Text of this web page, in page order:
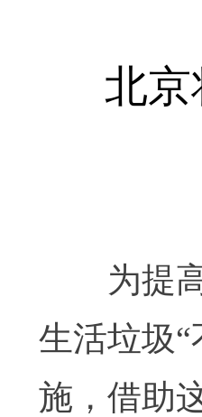
北
为提高
生活垃圾
施，借助